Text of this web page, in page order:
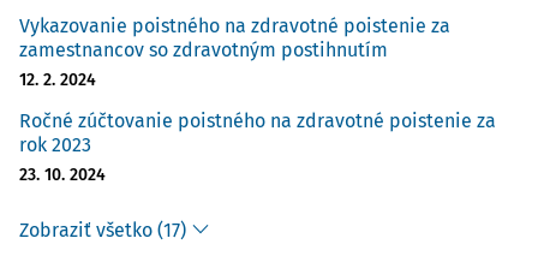
Vykazovanie poistného na zdravotné poistenie za
zamestnancov so zdravotným postihnutím
12. 2. 2024
Ročné zúčtovanie poistného na zdravotné poistenie za
rok 2023
23. 10. 2024
Zobraziť všetko (17)